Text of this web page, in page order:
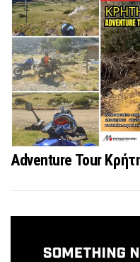
Adventure Tour